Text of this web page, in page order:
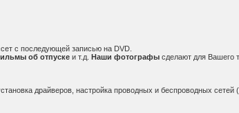
с последующей записью на DVD.
об отпуске и т.д. Наши фотографы сделают для Вашего
драйверов, настройка проводных и беспроводных